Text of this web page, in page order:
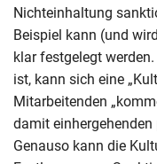
Nichteinhaltung
Beispiel kann (und
klar festgelegt
ist, kann sich eine
Mitarbeitenden
damit
Genauso kann die